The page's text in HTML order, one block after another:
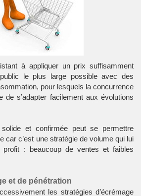
à appliquer un prix suffisamment
le plus large possible avec des
pour lesquels la concurrence
de s’adapter facilement aux évolutions
et confirmée peut se permettre
car c’est une stratégie de volume qui lui
profit : beaucoup de ventes et faibles
et de pénétration
les stratégies d’écrémage